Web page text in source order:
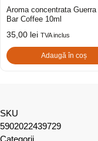
Aroma concentrata
Bar Coffee 10ml
35,00 lei TVA inclus
Adaugă în coș
SKU
5902022439729
Categorii